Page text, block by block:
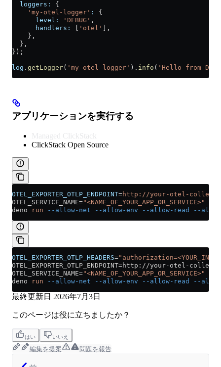
  loggers:
{
    'my-otel-logger'
:
{
      level:
'DEBUG' ,
      handlers:
'otel'
],
    },
  },
});
log . getLogger( 'my-otel-logger' ). info ( 'Hello from
アプリケーションを実行する
Managed ClickStack
ClickStack Open Source
OTEL_EXPORTER_OTLP_ENDPOINT=http://your-otel-
OTEL_SERVICE_NAME="<NAME_OF_YOUR_APP_OR_SERVICE>"
deno
run --allow-net --allow-env --allow-read --
OTEL_EXPORTER_OTLP_HEADERS=
OTEL_EXPORTER_OTLP_ENDPOINT=http://your-otel-
OTEL_SERVICE_NAME="<NAME_OF_YOUR_APP_OR_SERVICE>"
deno
run --allow-net --allow-env --allow-read --
最終更新日 2026年7月3日
このページは役に立ちましたか？
はい いいえ
編集を提案 問題を報告